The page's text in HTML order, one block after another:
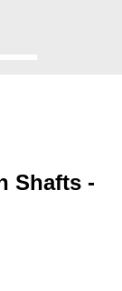
Shafts -